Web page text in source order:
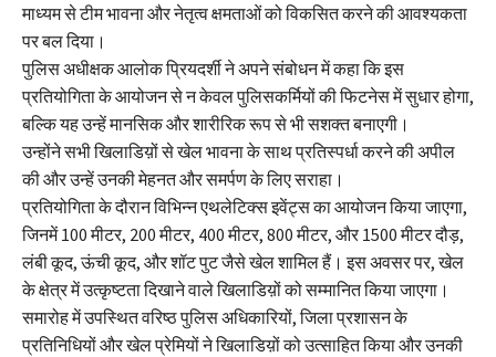
माध्यम से टीम भावना और नेतृत्व क्षमताओं को विकसित करने की आवश्यकता
पर बल दिया।
पुलिस अधीक्षक आलोक प्रियदर्शी ने अपने संबोधन में कहा कि इस
प्रतियोगिता के आयोजन से न केवल पुलिसकर्मियों की फिटनेस में सुधार होगा,
बल्कि यह उन्हें मानसिक और शारीरिक रूप से भी सशक्त बनाएगी।
उन्होंने सभी खिलाडिय़ों से खेल भावना के साथ प्रतिस्पर्धा करने की अपील
की और उन्हें उनकी मेहनत और समर्पण के लिए सराहा।
प्रतियोगिता के दौरान विभिन्न एथलेटिक्स इवेंट्स का आयोजन किया जाएगा,
जिनमें 100 मीटर, 200 मीटर, 400 मीटर, 800 मीटर, और 1500 मीटर दौड़,
लंबी कूद, ऊंची कूद, और शॉट पुट जैसे खेल शामिल हैं। इस अवसर पर, खेल
के क्षेत्र में उत्कृष्टता दिखाने वाले खिलाडिय़ों को सम्मानित किया जाएगा।
समारोह में उपस्थित वरिष्ठ पुलिस अधिकारियों, जिला प्रशासन के
प्रतिनिधियों और खेल प्रेमियों ने खिलाडिय़ों को उत्साहित किया और उनकी